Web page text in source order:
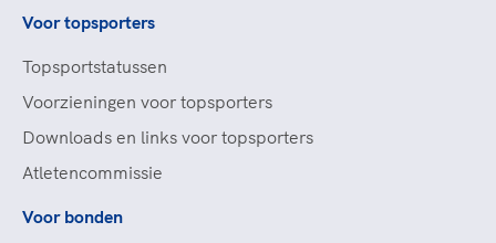
Voor topsporters
Topsportstatussen
Voorzieningen voor topsporters
Downloads en links voor topsporters
Atletencommissie
Voor bonden